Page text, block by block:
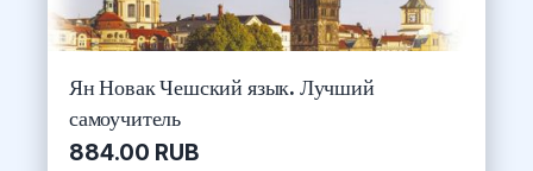
Ян Новак Чешский язык. Лучший
самоучитель
884.00 RUB